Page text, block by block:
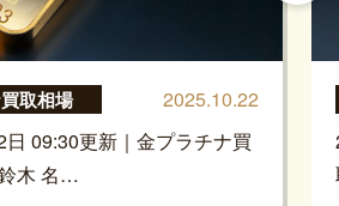
取相場
2025.10.22
09:30更新｜金プラチナ買
木 名…